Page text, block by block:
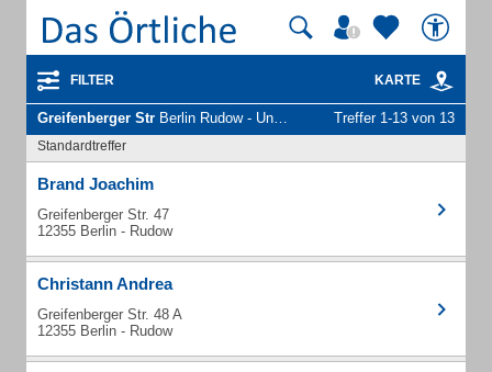
FILTER KARTE
Greifenberger Str Berlin Rudow - Unternehmen und Personen Treffer 1-13 von 13
Standardtreffer
Brand Joachim
Greifenberger Str. 47
12355 Berlin - Rudow
Christann Andrea
Greifenberger Str. 48 A
12355 Berlin - Rudow